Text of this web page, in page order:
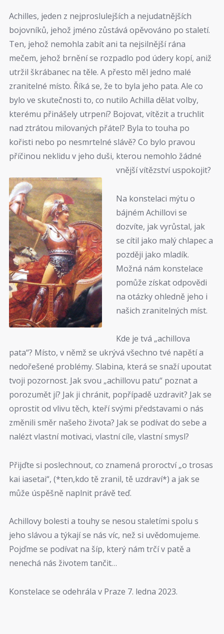
Achilles, jeden z nejproslulejších a nejudatnějších
bojovníků, jehož jméno zůstává opěvováno po staletí.
Ten, jehož nemohla zabít ani ta nejsilnější rána
mečem, jehož brnění se rozpadlo pod údery kopí, aniž
utržil škrábanec na těle. A přesto měl jedno malé
zranitelné místo. Říká se, že to byla jeho pata. Ale co
bylo ve skutečnosti to, co nutilo Achilla dělat volby,
kterému přinášely utrpení? Bojovat, vítězit a truchlit
nad ztrátou milovaných přátel? Byla to touha po
kořisti nebo po nesmrtelné slávě? Co bylo pravou
příčinou neklidu v jeho duši, kterou nemohlo žádné
vnější vítězství uspokojit?
Na konstelaci mýtu o
bájném Achillovi se
dozvíte, jak vyrůstal, jak
se cítil jako malý chlapec a
později jako mladík.
Možná nám konstelace
pomůže získat odpovědi
na otázky ohledně jeho i
našich zranitelných míst.
Kde je tvá „achillova
pata“? Místo, v němž se ukrývá všechno tvé napětí a
nedořešené problémy. Slabina, která se snaží upoutat
tvoji pozornost. Jak svou „achillovu patu“ poznat a
porozumět jí? Jak ji chránit, popřípadě uzdravit? Jak se
oprostit od vlivu těch, kteří svými představami o nás
změnili směr našeho života? Jak se podívat do sebe a
nalézt vlastní motivaci, vlastní cíle, vlastní smysl?
Přijďte si poslechnout, co znamená proroctví „o trosas
kai iasetai“, (*ten,kdo tě zranil, tě uzdraví*) a jak se
může úspěšně naplnit právě teď.
Achillovy bolesti a touhy se nesou staletími spolu s
jeho slávou a týkají se nás víc, než si uvědomujeme.
Pojďme se podívat na šíp, který nám trčí v patě a
nenechá nás životem tančit…
Konstelace se odehrála v Praze 7. ledna 2023.